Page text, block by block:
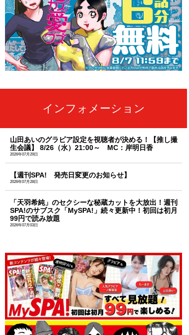
インフォメーション
山田あいのグラビア設定を視聴者が決める！【推し撮
生会議】 8/26（水）21:00～ MC：岸明日香
2026年07月29日
【週刊SPA! 発売日変更のお知らせ】
2026年07月28日
「天羽希純」のセクシーな秘蔵カットを大放出！週刊
SPA!のサブスク「MySPA!」続々更新中！初回は初月
99円で読み放題
2026年07月03日